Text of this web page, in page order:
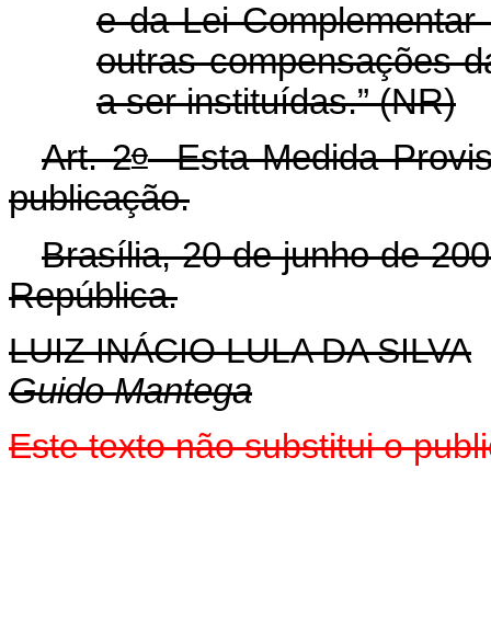
e da Lei Complementar
outras compensações
a ser instituídas.” (NR)
Art. 2oEsta Medida
publicação.
Brasília, 20 de junho de
República.
LUIZ INÁCIO LULA DA SILVA
Guido Mantega
Este texto não substitui o